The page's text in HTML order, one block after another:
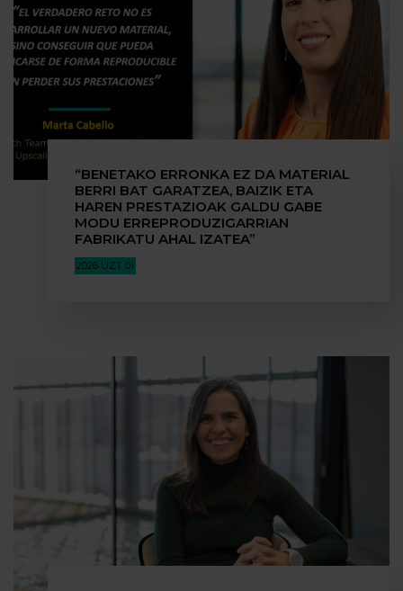
“BENETAKO ERRONKA EZ DA MATERIAL
BERRI BAT GARATZEA, BAIZIK ETA
HAREN PRESTAZIOAK GALDU GABE
MODU ERREPRODUZIGARRIAN
FABRIKATU AHAL IZATEA”
2026 UZT 01